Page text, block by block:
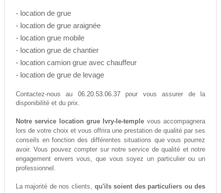
- location de grue
- location de grue araignée
- location grue mobile
- location grue de chantier
- location camion grue avec chauffeur
- location de grue de levage
Contactez-nous au 06.20.53.06.37pour vous assurer de la
disponibilité et du prix.
Notre service location grue Ivry-le-temple vous accompagnera
lors de votre choix et vous offrira une prestation de qualité par ses
conseils en fonction des différentes situations que vous pourrez
avoir. Vous pouvez compter sur notre service de qualité et notre
engagement envers vous, que vous soyez un particulier ou un
professionnel.
La majorité de nos clients, qu'ils soient des particuliers ou des